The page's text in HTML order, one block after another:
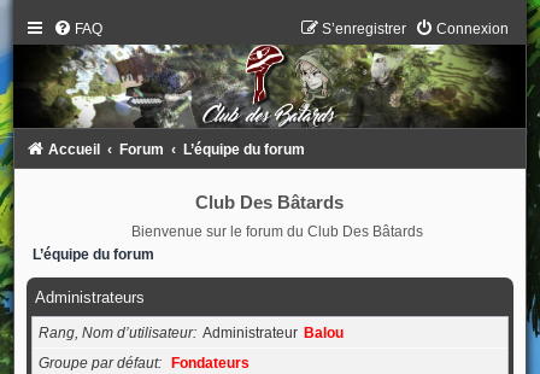
FAQ Connexion
S’enregistrer
Accueil Forum L’équipe du forum
Club Des Bâtards
Bienvenue sur le forum du Club Des Bâtards
L’équipe du forum
Administrateurs
Rang, Nom d’utilisateur Administrateur Balou
Groupe par défaut
Fondateurs